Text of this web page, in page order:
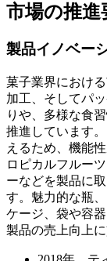
市場の推進
製品イノベー
菓子業界におけ
加工、そしてパ
りや、多様な食
推進しています
えるため、機能
ロピカルフルー
ーなどを製品に
す。魅力的な瓶
ケージ、袋や容
製品の売上向上